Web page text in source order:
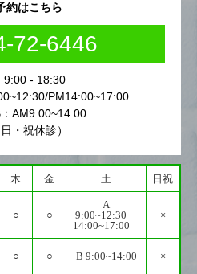
約はこちら
72-6446
9:00 - 18:30
PM14:00~17:00
日・祝休診）
木 金 土 日祝
○ ○
A
9:00~12:30
14:00~17:00
×
○ ○ B 9:00~14:00 ×